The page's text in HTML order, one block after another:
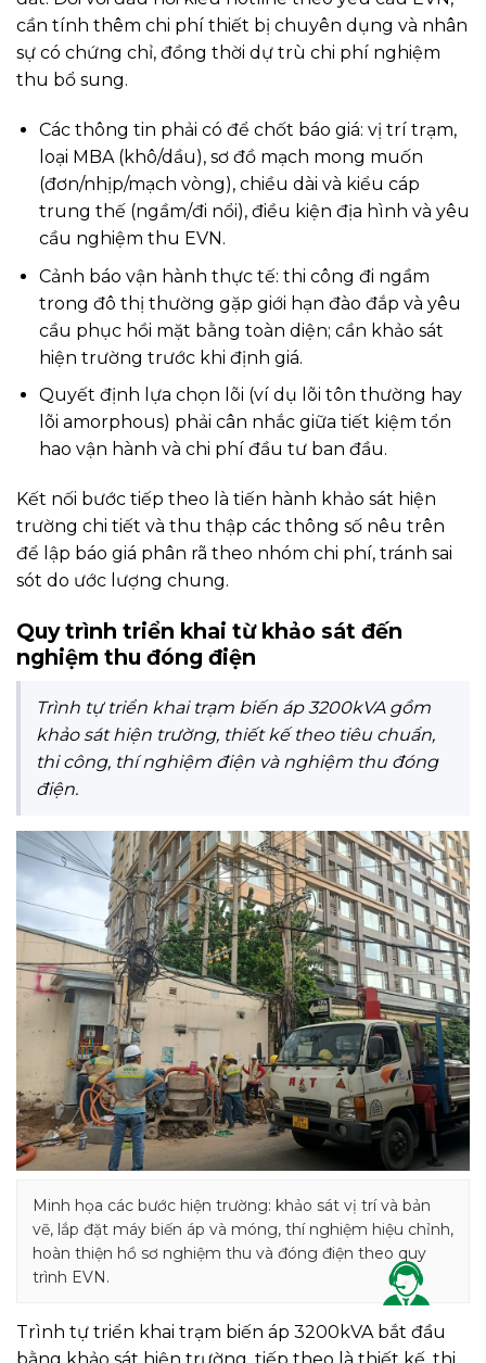
cần tính thêm chi phí thiết bị chuyên dụng và nhân
sự có chứng chỉ, đồng thời dự trù chi phí nghiệm
thu bổ sung.
Các thông tin phải có để chốt báo giá: vị trí trạm,
loại MBA (khô/dầu), sơ đồ mạch mong muốn
(đơn/nhịp/mạch vòng), chiều dài và kiểu cáp
trung thế (ngầm/đi nổi), điều kiện địa hình và yêu
cầu nghiệm thu EVN.
Cảnh báo vận hành thực tế: thi công đi ngầm
trong đô thị thường gặp giới hạn đào đắp và yêu
cầu phục hồi mặt bằng toàn diện; cần khảo sát
hiện trường trước khi định giá.
Quyết định lựa chọn lõi (ví dụ lõi tôn thường hay
lõi amorphous) phải cân nhắc giữa tiết kiệm tổn
hao vận hành và chi phí đầu tư ban đầu.
Kết nối bước tiếp theo là tiến hành khảo sát hiện
trường chi tiết và thu thập các thông số nêu trên
để lập báo giá phân rã theo nhóm chi phí, tránh sai
sót do ước lượng chung.
Quy trình triển khai từ khảo sát đến
nghiệm thu đóng điện
Trình tự triển khai trạm biến áp 3200kVA gồm
khảo sát hiện trường, thiết kế theo tiêu chuẩn,
thi công, thí nghiệm điện và nghiệm thu đóng
điện.
Minh họa các bước hiện trường: khảo sát vị trí và bản
vẽ, lắp đặt máy biến áp và móng, thí nghiệm hiệu chỉnh,
hoàn thiện hồ sơ nghiệm thu và đóng điện theo quy
trình EVN.
Trình tự triển khai trạm biến áp 3200kVA bắt đầu